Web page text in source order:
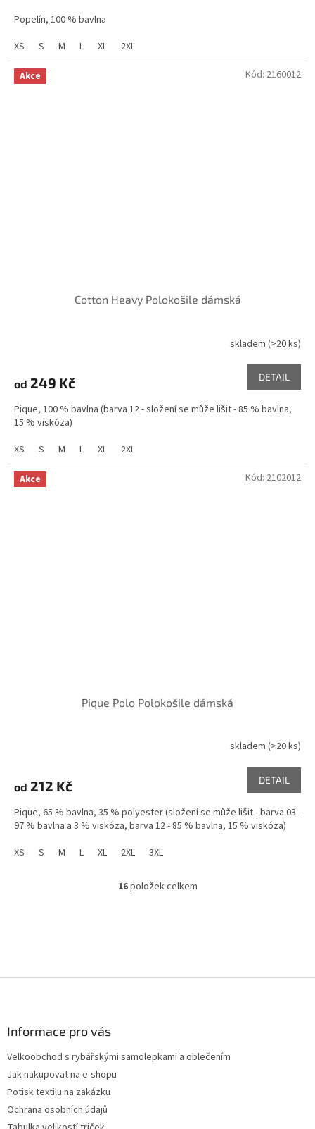
Popelín, 100 % bavlna
XS
S M L XL 2XL
Akce
Cotton Heavy Polokošile dámská
skladem (>20 ks)
od 249 Kč DETAIL
Pique, 100 % bavlna (barva 12 - složení se může lišit - 85 % bavlna,
15 % viskóza)
XS
S M L XL 2XL
Kód: 2160012
Akce
Pique Polo Polokošile dámská
skladem (>20 ks)
od 212 Kč DETAIL
Pique, 65 % bavlna, 35 % polyester (složení se může lišit - barva 03 -
97 % bavlna a 3 % viskóza, barva 12 - 85 % bavlna, 15 % viskóza)
XS
S M L XL 2XL 3XL
Kód: 2102012
O
y
16položek celkem
Informace pro vás
Velkoobchod s rybářskými samolepkami a oblečením
Jak nakupovat na e-shopu
Potisk textilu na zakázku
Ochrana osobních údajů